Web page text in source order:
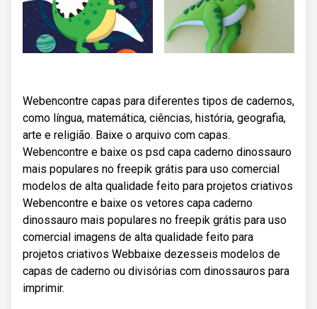
Webencontre capas para diferentes tipos de cadernos,
como língua, matemática, ciências, história, geografia,
arte e religião. Baixe o arquivo com capas.
Webencontre e baixe os psd capa caderno dinossauro
mais populares no freepik grátis para uso comercial
modelos de alta qualidade feito para projetos criativos
Webencontre e baixe os vetores capa caderno
dinossauro mais populares no freepik grátis para uso
comercial imagens de alta qualidade feito para
projetos criativos Webbaixe dezesseis modelos de
capas de caderno ou divisórias com dinossauros para
imprimir.